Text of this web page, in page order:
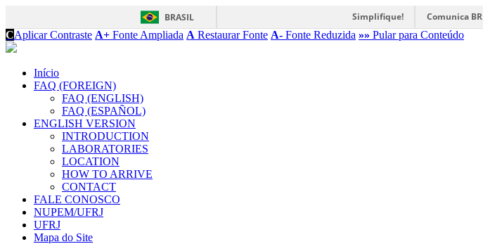
BRASIL Simplifique! Comunica BR
CAplicar Contraste A+ Fonte Ampliada A Restaurar Fonte A- Fonte Reduzida »» Pular para Conteúdo
Início
FAQ (FOREIGN)
FAQ (ENGLISH)
FAQ (ESPAÑOL)
ENGLISH VERSION
INTRODUCTION
LABORATORIES
LOCATION
HOW TO ARRIVE
CONTACT
FALE CONOSCO
NUPEM/UFRJ
UFRJ
Mapa do Site